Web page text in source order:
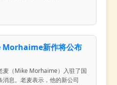
Morhaime新作将公布
麦（Mike Morhaime）入驻了国
息。老麦表示，他的新公司